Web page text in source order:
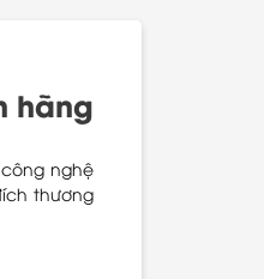
hãng
nghệ
thương